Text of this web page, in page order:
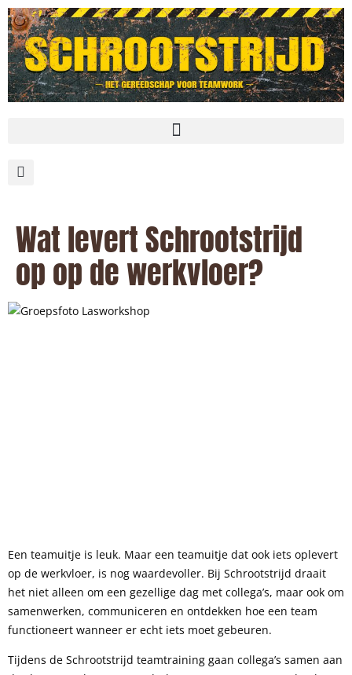
Wat levert Schrootstrijd
op op de werkvloer?
Een teamuitje is leuk. Maar een teamuitje dat ook iets oplevert
op de werkvloer, is nog waardevoller. Bij Schrootstrijd draait
het niet alleen om een gezellige dag met collega’s, maar ook om
samenwerken, communiceren en ontdekken hoe een team
functioneert wanneer er echt iets moet gebeuren.
Tijdens de Schrootstrijd teamtraining gaan collega’s samen aan